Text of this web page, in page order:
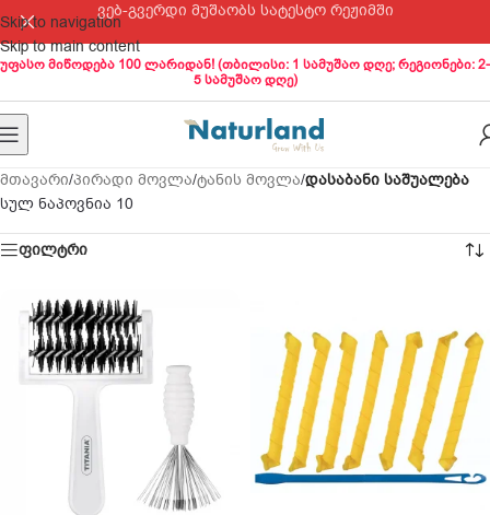
Skip to navigation
Skip to main content
ვებ-გვერდი მუშაობს სატესტო რეჟიმში
უფასო მიწოდება 100 ლარიდან! (თბილისი: 1 სამუშაო დღე; რეგიონები: 2-
5 სამუშაო დღე)
მთავარი/პირადი მოვლა/ტანის მოვლა/დასაბანი საშუალება
სულ ნაპოვნია 10
ფილტრი